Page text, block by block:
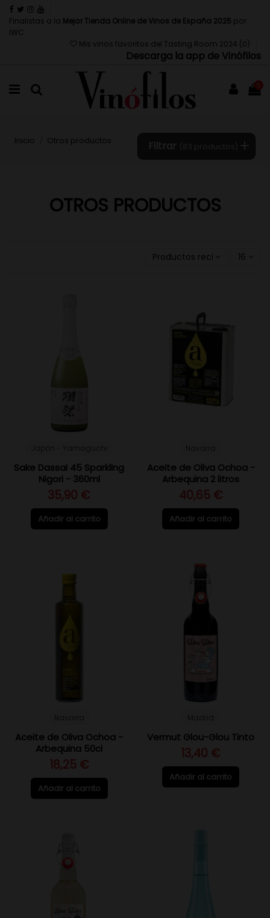
Finalistas a la Mejor Tienda Online de Vinos de España 2025 por
IWC
Mis vinos favoritos del Tasting Room 2024 (0 )
Descarga la app de Vinófilos
0
Inicio Otros productos
OTROS PRODUCTOS
Productos recientemente
16
Sake Dassai 45 Sparkling
Nigori - 360ml
35,90 €
Añadir al carrito
Aceite de Oliva Ochoa -
Arbequina 2 litros
40,65 €
Añadir al carrito
Aceite de Oliva Ochoa -
Arbequina 50cl
18,25 €
Añadir al carrito
Vermut Glou-Glou Tinto
13,40 €
Añadir al carrito